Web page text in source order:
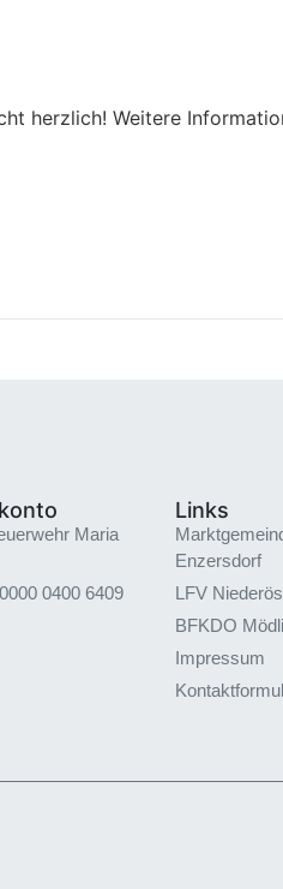
herzlich! Weitere
Maria
0400 6409
Links
Enzersdorf
LFV
BFKDO
Impressum